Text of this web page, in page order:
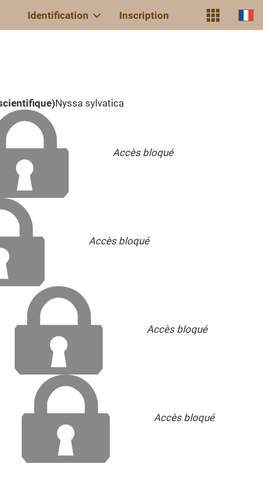
Identification Inscription
Nyssa sylvatica
Accès bloqué
Accès bloqué
Accès bloqué
Accès bloqué